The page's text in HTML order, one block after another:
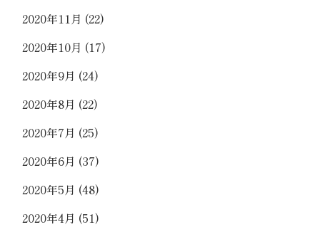
2020年11月 (22)
2020年10月 (17)
2020年9月 (24)
2020年8月 (22)
2020年7月 (25)
2020年6月 (37)
2020年5月 (48)
2020年4月 (51)